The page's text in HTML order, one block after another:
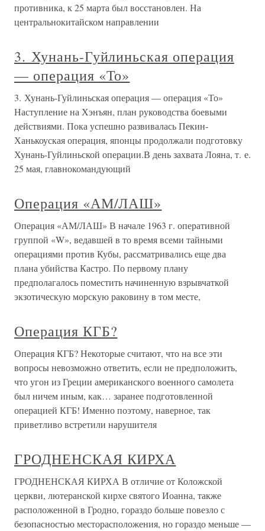
противника, к 25 марта был восстановлен. На
центральнокитайском направлении
3. Хунань-Гуйлиньская операция
— операция «То»
3. Хунань-Гуйлиньская операция — операция «То»
Наступление на Хэнъян, план руководства боевыми
действиями. Пока успешно развивалась Пекин-
Ханькоуская операция, японцы продолжали подготовку
Хунань-Гуйлиньской операции.В день захвата Лояна, т. е.
25 мая, главнокомандующий
Операция «АМ/ЛАШ»
Операция «АМ/ЛАШ» В начале 1963 г. оперативной
группой «W», ведавшей в то время всеми тайными
операциями против Кубы, рассматривались еще два
плана убийства Кастро. По первому плану
предполагалось поместить начиненную взрывчаткой
экзотическую морскую раковину в том месте,
Операция КГБ?
Операция КГБ? Некоторые считают, что на все эти
вопросы невозможно ответить, если не предположить,
что угон из Греции американского военного самолета
был ничем иным, как… заранее подготовленной
операцией КГБ! Именно поэтому, наверное, так
приветливо встретили нарушителя
ГРОДНЕНСКАЯ КИРХА
ГРОДНЕНСКАЯ КИРХА В отличие от Коложской
церкви, лютеранской кирхе святого Иоанна, также
расположенной в Гродно, гораздо больше повезло с
безопасностью месторасположения, но гораздо меньше —